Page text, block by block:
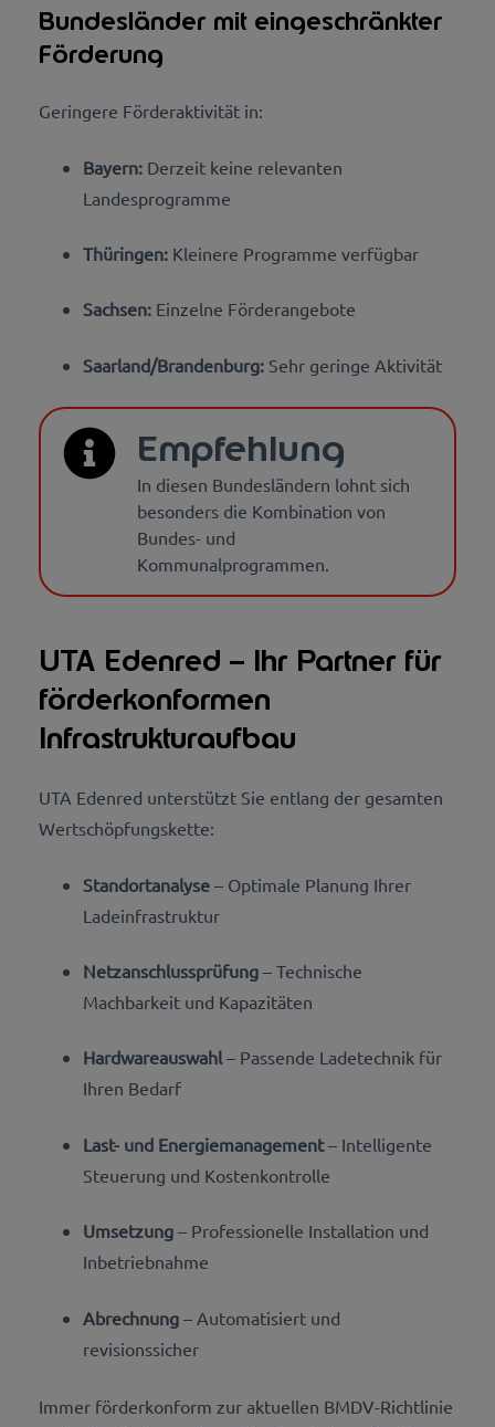
Bundesländer mit eingeschränkter
Förderung
Geringere Förderaktivität in:
Bayern: Derzeit keine relevanten
Landesprogramme
Thüringen: Kleinere Programme verfügbar
Sachsen: Einzelne Förderangebote
Saarland/Brandenburg: Sehr geringe Aktivität
Empfehlung
In diesen Bundesländern lohnt sich
besonders die Kombination von
Bundes- und
Kommunalprogrammen.
UTA Edenred – Ihr Partner für
förderkonformen
Infrastrukturaufbau
UTA Edenred unterstützt Sie entlang der gesamten
Wertschöpfungskette:
Standortanalyse – Optimale Planung Ihrer
Ladeinfrastruktur
Netzanschlussprüfung – Technische
Machbarkeit und Kapazitäten
Hardwareauswahl– Passende Ladetechnik für
Ihren Bedarf
Last- und Energiemanagement– Intelligente
Steuerung und Kostenkontrolle
Umsetzung – Professionelle Installation und
Inbetriebnahme
Abrechnung – Automatisiert und
revisionssicher
Immer förderkonform zur aktuellen BMDV-Richtlinie